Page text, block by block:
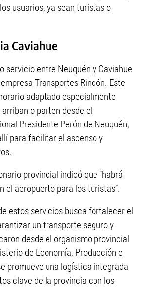
usuarios, ya sean turistas o
Caviahue
servicio entre Neuquén y Caviahue
Transportes Rincón. Este
adaptado especialmente
o parten desde el
Presidente Perón de Neuquén,
para facilitar el ascenso y
provincial indicó que “habrá
el aeropuerto para los turistas”.
estos servicios busca fortalecer el
un transporte seguro y
desde el organismo provincial
de Economía, Producción e
promueve una logística integrada
clave de la provincia con los